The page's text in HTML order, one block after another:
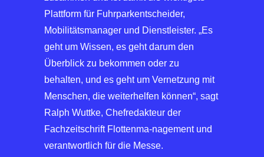
Plattform für Fuhrparkentscheider,
Mobilitätsmanager und Dienstleister. „Es
geht um Wissen, es geht darum den
Überblick zu bekommen oder zu
behalten, und es geht um Vernetzung mit
Menschen, die weiterhelfen können“, sagt
Ralph Wuttke, Chefredakteur der
Fachzeitschrift Flottenma-nagement und
verantwortlich für die Messe.